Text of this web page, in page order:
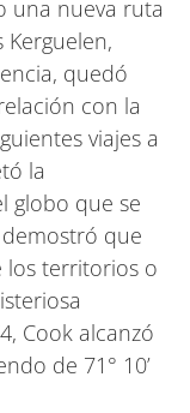
una nueva ruta
quedó
con la
viajes a
la
globo que se
que
los territorios o
Cook alcanzó
de 71° 10’